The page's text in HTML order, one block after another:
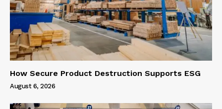
How Secure Product Destruction Supports ESG
August 6, 2026